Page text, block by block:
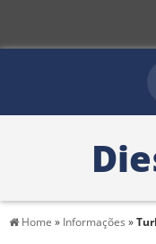
Home » Informações »